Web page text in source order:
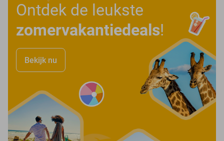
Ontdek de leukste
zomervakantiedeals!
Bekijk nu